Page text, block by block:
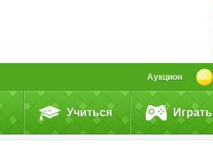
Аукцион
Учиться Играть